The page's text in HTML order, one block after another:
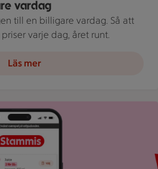
vardag
till en billigare vardag. Så att
varje dag, året runt.
Läs mer
appen